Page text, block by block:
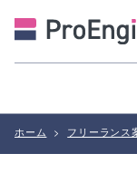
ホーム > フリーランス